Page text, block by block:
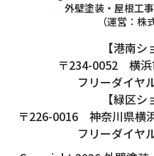
外壁塗装・屋根工
（運営：株
【港南シ
〒234-0052 横浜
フリーダイヤ
【緑区シ
〒226-0016 神奈川県横
フリーダイヤ